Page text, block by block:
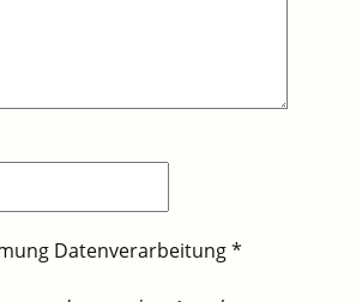
Datenverarbeitung*